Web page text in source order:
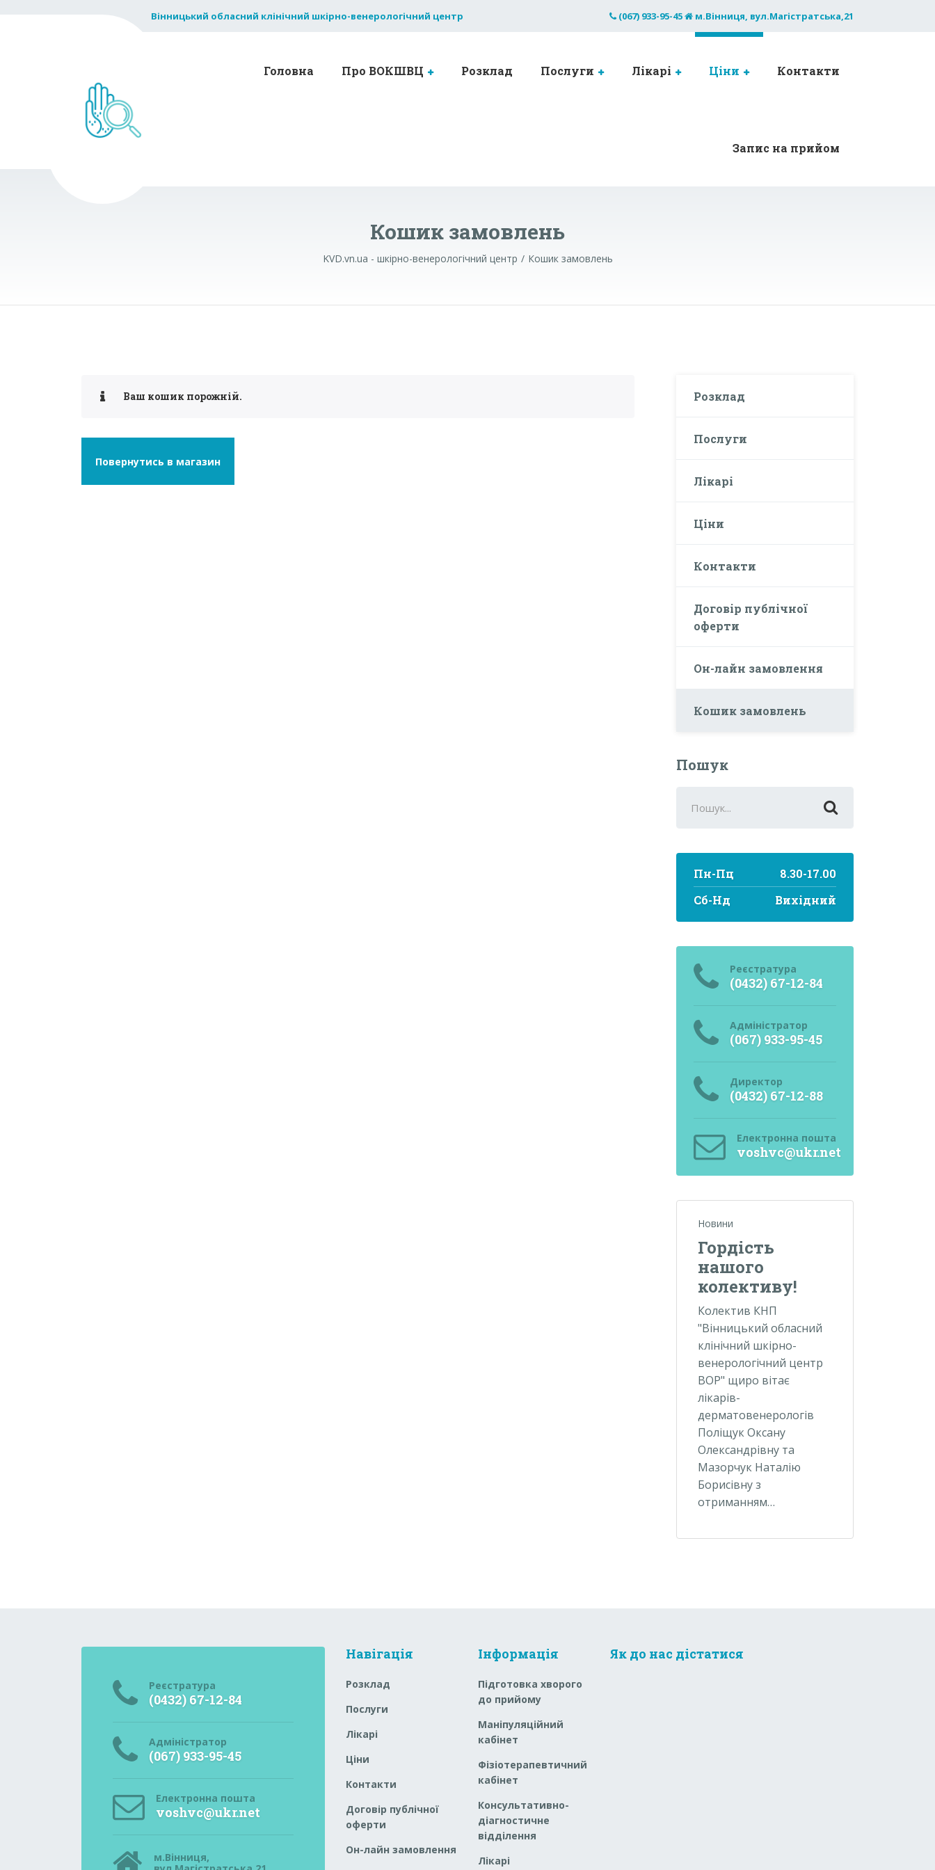
Вінницький обласний клінічний шкірно-венерологічний центр (067) 933-95-45 м.Вінниця, вул.Магістратська,21
Головна Про ВОКШВЦ Розклад Послуги Лікарі Ціни Контакти
Запис на прийом
Кошик замовлень
KVD.vn.ua - шкірно-венерологічний центр Кошик замовлень
Ваш кошик порожній.
Повернутись в магазин
Розклад
Послуги
Лікарі
Ціни
Контакти
Договір публічної
оферти
Он-лайн замовлення
Кошик замовлень
Пошук
for:
Пн-Пц
8.30-17.00
Сб-Нд
Вихідний
Реєстратура
(0432) 67-12-84
Адміністратор
(067) 933-95-45
Директор
(0432) 67-12-88
Електронна пошта
voshvc@ukr.net
Новини
Гордість
нашого
колективу!
Колектив КНП
"Вінницький обласний
клінічний шкірно-
венерологічний центр
ВОР" щиро вітає
лікарів-
дерматовенерологів
Поліщук Оксану
Олександрівну та
Мазорчук Наталію
Борисівну з
отриманням…
Реєстратура
(0432) 67-12-84
Адміністратор
(067) 933-95-45
Електронна пошта
voshvc@ukr.net
м.Вінниця,
Навігація
Розклад
Послуги
Лікарі
Ціни
Контакти
Договір публічної
оферти
Он-лайн замовлення
Інформація
Підготовка хворого
до прийому
Маніпуляційний
кабінет
Фізіотерапевтичний
кабінет
Консультативно-
діагностичне
відділення
Лікарі
Як до нас дістатися